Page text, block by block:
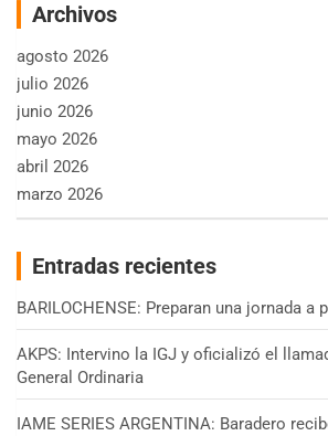
Archivos
agosto 2026
julio 2026
junio 2026
mayo 2026
abril 2026
marzo 2026
Entradas recientes
BARILOCHENSE: Preparan una jornada a
AKPS: Intervino la IGJ y oficializó el
General Ordinaria
IAME SERIES ARGENTINA: Baradero